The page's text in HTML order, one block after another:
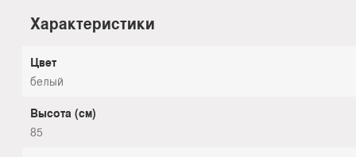
Характеристики
Цвет
белый
Высота (см)
85